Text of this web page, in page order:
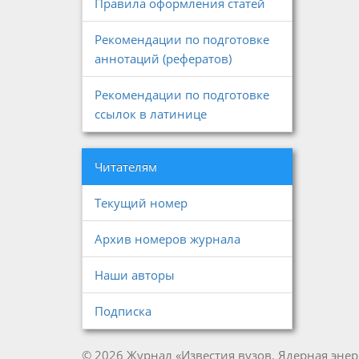
Правила оформления статей
Рекомендации по подготовке
аннотаций (рефератов)
Рекомендации по подготовке
ссылок в латинице
Читателям
Текущий номер
Архив номеров журнала
Наши авторы
Подписка
© 2026 Журнал «Известия вузов. Ядерная